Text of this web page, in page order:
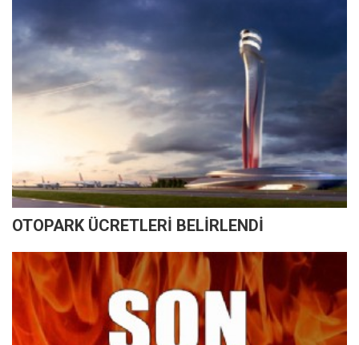
OTOPARK ÜCRETLERİ BELİRLENDİ